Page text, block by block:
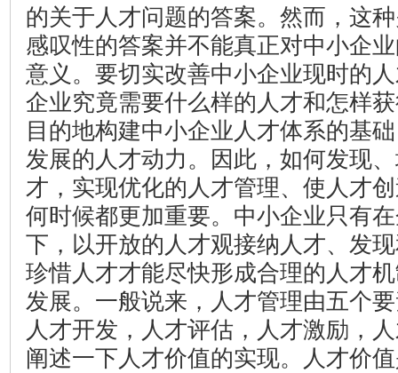
的关于人才问题的答案。然而，这
感叹性的答案并不能真正对中小企
意义。要切实改善中小企业现时的
企业究竟需要什么样的人才和怎样
目的地构建中小企业人才体系的基
发展的人才动力。因此，如何发现
才，实现优化的人才管理、使人才
何时候都更加重要。中小企业只有
下，以开放的人才观接纳人才、发
珍惜人才才能尽快形成合理的人才
发展。一般说来，人才管理由五个
人才开发，人才评估，人才激励，
阐述一下人才价值的实现。人才价